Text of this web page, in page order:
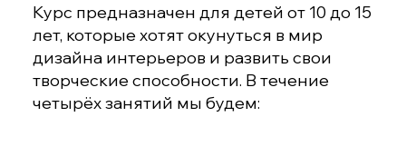
Курс предназначен для детей от 10 до 15
лет, которые хотят окунуться в мир
дизайна интерьеров и развить свои
творческие способности. В течение
четырёх занятий мы будем: